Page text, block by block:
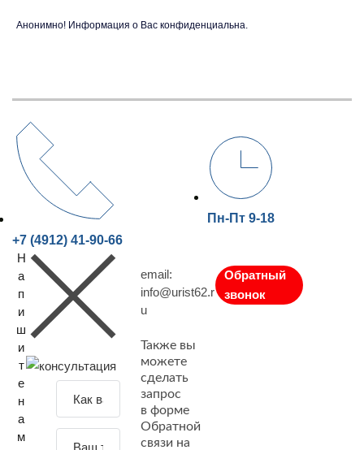
Анонимно! Информация о Вас конфиденциальна.
+7 (4912) 41-90-66
Пн-Пт 9-18
Н
а
п
и
ш
и
т
е
н
а
м
email:
info@urist62.r
u
Также вы
можете
сделать
запрос
в форме
Обратной
связи на
Обратный
звонок